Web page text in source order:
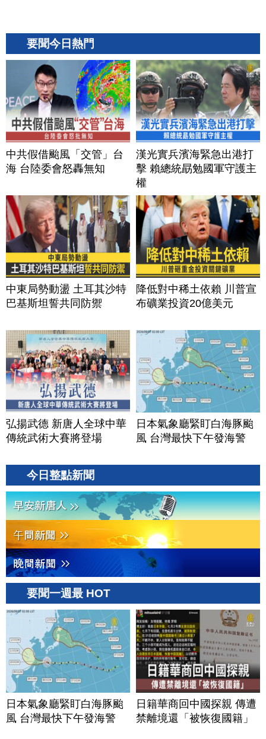
要聞今日熱門
中共假借颱風「交管」台
海 台陸委會怒轟無知
漢光實兵濱海緊急出港打
擊 賴總統勗勉國軍守護主
權
中東局勢動盪 土耳其沙特
巴基斯坦誓共同防禦
降低對中稀土依賴 川普宣
布礦業投資20億美元
弘揚武德 新唐人全球中華
傳統武術大賽將登場
日本氣象廳緊盯白海豚颱
風 台灣最快下午發海警
今日整點新聞
要聞一週最 HOT
日本氣象廳緊盯白海豚颱
風 台灣最快下午發海警
日籍華商回中國探親 傳遭
禁離境還「被恢復國籍」